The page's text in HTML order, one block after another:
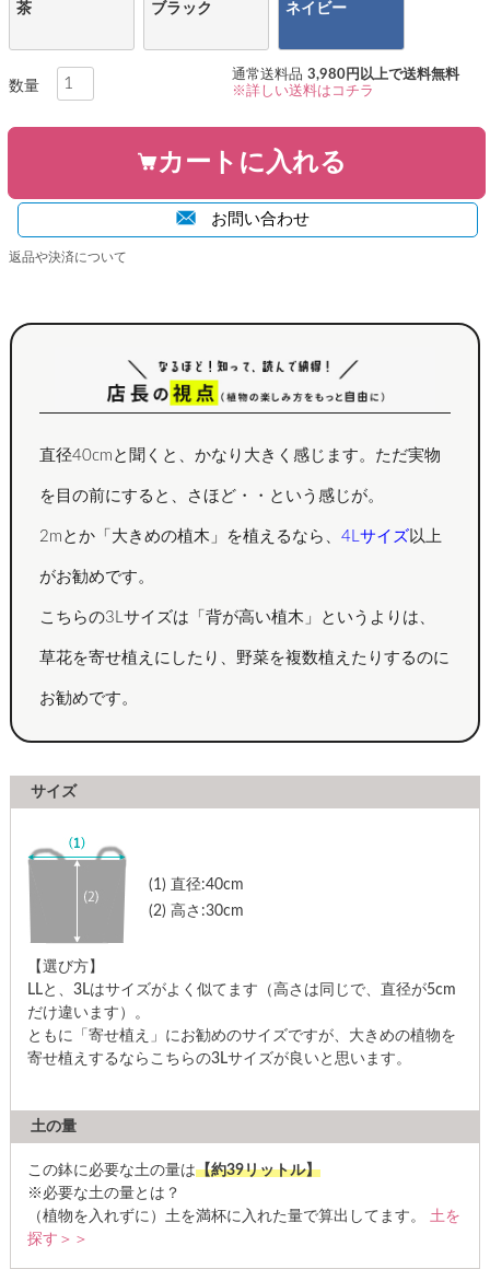
通常送料品 3,980円以上で送料無料
※詳しい送料はコチラ
茶
ブラック ネイビー
カートに入れる
お問い合わせ
返品や決済について
直径40cmと聞くと、かなり大きく感じます。ただ実物
を目の前にすると、さほど・・という感じが。
2mとか「大きめの植木」を植えるなら、 4Lサイズ 以上
がお勧めです。
こちらの3Lサイズは「背が高い植木」というよりは、
草花を寄せ植えにしたり、野菜を複数植えたりするのに
お勧めです。
サイズ
(1) 直径:40cm
(2) 高さ:30cm
【選び方】
LLと、3Lはサイズがよく似てます（高さは同じで、直径が5cm
だけ違います）。
ともに「寄せ植え」にお勧めのサイズですが、大きめの植物を
寄せ植えするならこちらの3Lサイズが良いと思います。
土の量
この鉢に必要な土の量は【約39リットル】
※必要な土の量とは？
（植物を入れずに）土を満杯に入れた量で算出してます。 土を
探す＞＞